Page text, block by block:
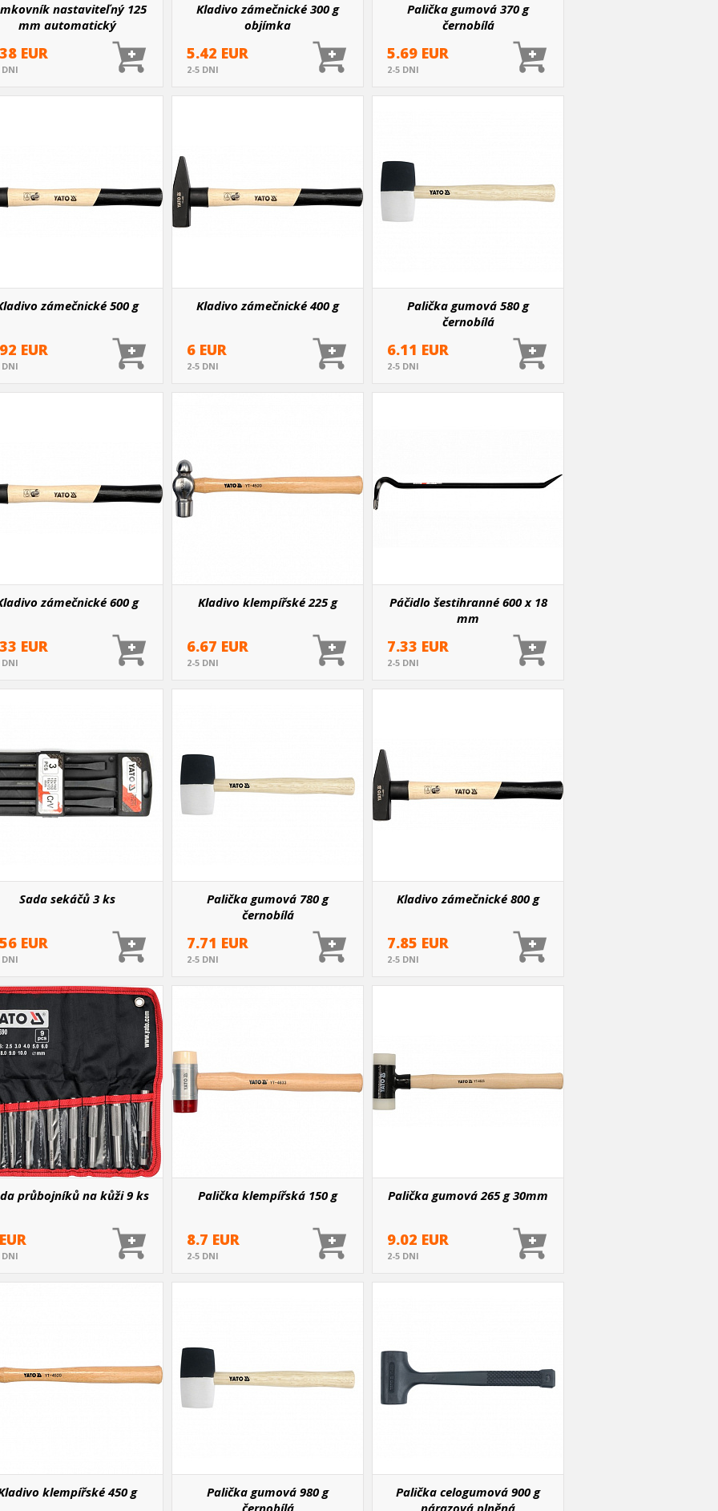
nastaviteľný 125
mm automatický
EUR
DNI
Kladivo zámečnické 300 g
objímka
5.42 EUR
2-5 DNI
Palička gumová 370 g
černobílá
5.69 EUR
2-5 DNI
zámečnické 500 g
EUR
DNI
Kladivo zámečnické 400 g
6 EUR
2-5 DNI
Palička gumová 580 g
černobílá
6.11 EUR
2-5 DNI
zámečnické 600 g
EUR
DNI
Kladivo klempířské 225 g
6.67 EUR
2-5 DNI
Páčidlo šestihranné 600 x 18
mm
7.33 EUR
2-5 DNI
Sada sekáčů 3 ks
EUR
DNI
Palička gumová 780 g
černobílá
7.71 EUR
2-5 DNI
Kladivo zámečnické 800 g
7.85 EUR
2-5 DNI
průbojníků na kůži 9 ks
DNI
Palička klempířská 150 g
8.7 EUR
2-5 DNI
Palička gumová 265 g 30mm
9.02 EUR
2-5 DNI
klempířské 450 g
Palička gumová 980 g
černobílá
Palička celogumová 900 g
nárazová plněná